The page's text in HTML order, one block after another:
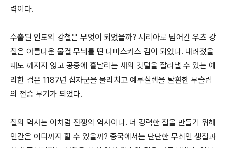
력이다.
수출된 인도의 강철은 무엇이 되었을까? 시리아로 넘어간 우츠 강
철은 아름다운 물결 무늬를 띤 다마스커스 검이 되었다. 내려쳤을
때도 깨지지 않고 공중에 흩날리는 새의 깃털을 잘라낼 수 있는 예
리한 검은 1187년 십자군을 물리치고 예루살렘을 탈환한 무슬림
의 전승 무기가 되었다.
철의 역사는 이처럼 전쟁의 역사이다. 더 강력한 철을 만들기 위해
인간은 어디까지 할 수 있을까? 중국에서는 단단한 무쇠인 생철과